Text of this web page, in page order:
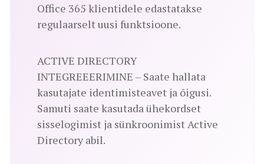
Office 365 klientidele edastatakse
regulaarselt uusi funktsioone.
ACTIVE DIRECTORY
INTEGREEERIMINE – Saate hallata
kasutajate identimisteavet ja õigusi.
Samuti saate kasutada ühekordset
sisselogimist ja sünkroonimist Active
Directory abil.